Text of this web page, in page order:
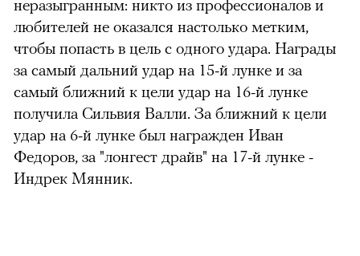
неразыгранным: никто из профессионалов и
любителей не оказался настолько метким,
чтобы попасть в цель с одного удара. Награды
за самый дальний удар на 15-й лунке и за
самый ближний к цели удар на 16-й лунке
получила Сильвия Валли. За ближний к цели
удар на 6-й лунке был награжден Иван
Федоров, за "лонгест драйв" на 17-й лунке -
Индрек Мянник.